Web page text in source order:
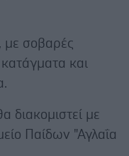
με σοβαρές
και
διακομιστεί με
Παίδων "Αγλαΐα